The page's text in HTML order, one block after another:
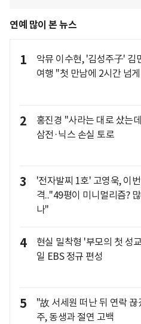
연예 많이 본 뉴스
1
악뮤 이수현, '김성주子' 김
여행 "첫 만남에 2시간 넘
2
홍진경 "사라는 대로 샀는
삼전·닉스 손실 토로
3
'전자발찌 1호' 고영욱, 이
격.."49평이 미니멀리즘?
나"
4
현실 밀착형 '부모의 첫 성
일 EBS 정규 편성
5
"故 서세원 떠난 뒤 연락
주, 동생과 절연 고백